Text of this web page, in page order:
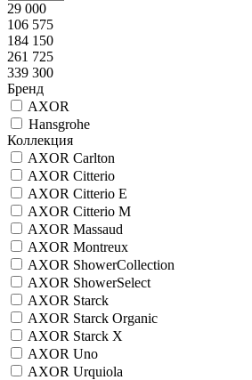
29 000
106 575
184 150
261 725
339 300
Бренд
AXOR
Hansgrohe
Коллекция
AXOR Carlton
AXOR Citterio
AXOR Citterio E
AXOR Citterio M
AXOR Massaud
AXOR Montreux
AXOR ShowerCollection
AXOR ShowerSelect
AXOR Starck
AXOR Starck Organic
AXOR Starck X
AXOR Uno
AXOR Urquiola